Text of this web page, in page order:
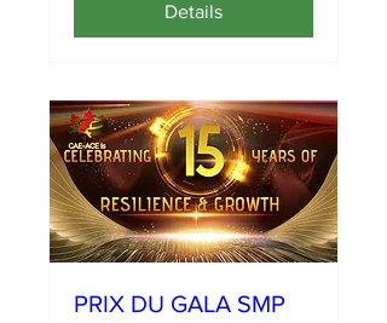
Details
PRIX DU GALA SMP